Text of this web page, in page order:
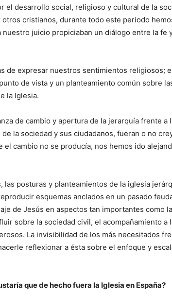
el desarrollo social, religioso y cultural de la
cristianos, durante todo este periodo
juicio propiciaban un diálogo entre la fe
de expresar nuestros sentimientos religiosos;
de vista y un planteamiento común sobre
la Iglesia.
de cambio y apertura de la jerarquía frente a
la sociedad y sus ciudadanos, fueran o no
el cambio no se producía, nos hemos ido
las posturas y planteamientos de la iglesia
esquemas anclados en un pasado
de Jesús en aspectos tan importantes como la
sobre la sociedad civil, el acompañamiento a
La invisibilidad de los más necesitados
reflexionar a ésta sobre el enfoque y
que de hecho fuera la Iglesia en España?